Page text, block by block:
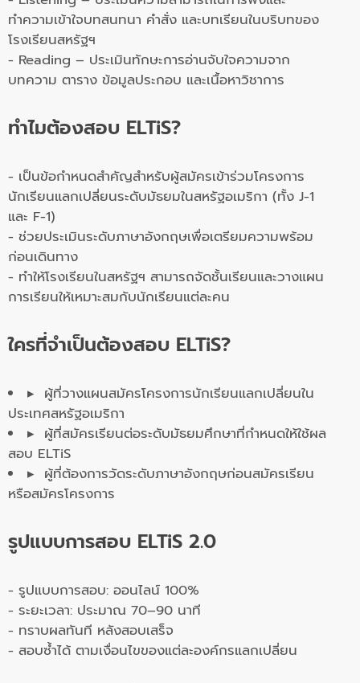
ทำความเข้าใจบทสนทนา คำสั่ง และบทเรียนในบริบทของ
โรงเรียนสหรัฐฯ
- Reading – ประเมินทักษะการอ่านจับใจความจาก
บทความ ตาราง ข้อมูลประกอบ และเนื้อหาวิชาการ
ทำไมต้องสอบ ELTiS?
- เป็นข้อกำหนดสำคัญสำหรับผู้สมัครเข้าร่วมโครงการ
นักเรียนแลกเปลี่ยนระดับมัธยมในสหรัฐอเมริกา (ทั้ง J-1
และ F-1)
- ช่วยประเมินระดับภาษาอังกฤษเพื่อเตรียมความพร้อม
ก่อนเดินทาง
- ทำให้โรงเรียนในสหรัฐฯ สามารถจัดชั้นเรียนและวางแผน
การเรียนให้เหมาะสมกับนักเรียนแต่ละคน
ใครที่จำเป็นต้องสอบ ELTiS?
▸ ผู้ที่วางแผนสมัครโครงการนักเรียนแลกเปลี่ยนใน
ประเทศสหรัฐอเมริกา
▸ ผู้ที่สมัครเรียนต่อระดับมัธยมศึกษาที่กำหนดให้ใช้ผล
สอบ ELTiS
▸ ผู้ที่ต้องการวัดระดับภาษาอังกฤษก่อนสมัครเรียน
หรือสมัครโครงการ
รูปแบบการสอบ ELTiS 2.0
- รูปแบบการสอบ: ออนไลน์ 100%
- ระยะเวลา: ประมาณ 70–90 นาที
- ทราบผลทันที หลังสอบเสร็จ
- สอบซ้ำได้ ตามเงื่อนไขของแต่ละองค์กรแลกเปลี่ยน